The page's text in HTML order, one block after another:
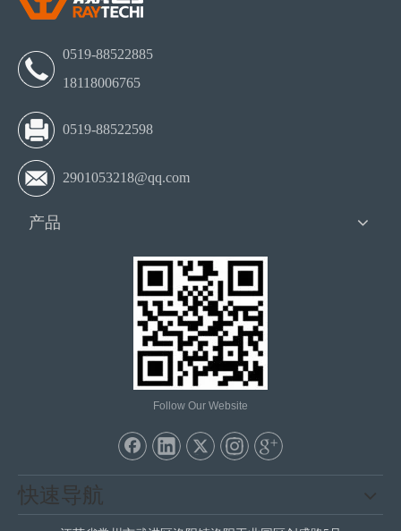
0519-88522885
18118006765
0519-88522598
2901053218@qq.com
产品
Follow Our Website
快速导航